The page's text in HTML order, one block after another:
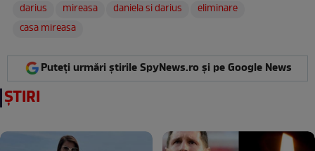
darius
mireasa daniela si darius
eliminare
casa mireasa
Puteți urmări știrile SpyNews.ro și pe Google News
ȘTIRI